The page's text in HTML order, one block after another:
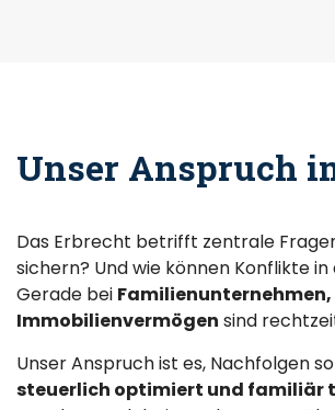
Unser Anspruch
Das Erbrecht betrifft zentrale
sichern? Und wie können Konflikte
Gerade bei
Immobilienvermögen sind
Unser Anspruch ist es, Nachfolgen
steuerlich optimiert und familiär